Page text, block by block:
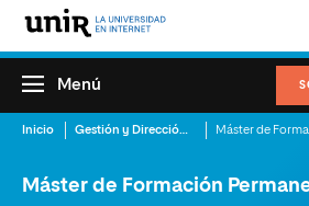
Menú
Inicio Gestión y Dirección Sanitaria
Máster de Formación